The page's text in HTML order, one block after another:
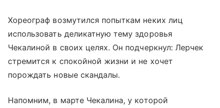
Хореограф возмутился попыткам неких лиц
использовать деликатную тему здоровья
Чекалиной в своих целях. Он подчеркнул: Лерчек
стремится к спокойной жизни и не хочет
порождать новые скандалы.
Напомним, в марте Чекалина, у которой